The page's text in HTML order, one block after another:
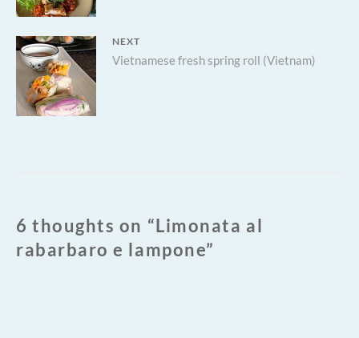
NEXT
Next
post:
Vietnamese fresh spring roll (Vietnam)
6 thoughts on “Limonata al
rabarbaro e lampone”